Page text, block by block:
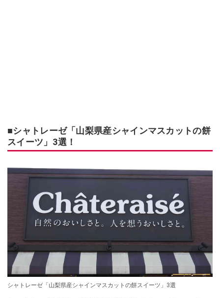
■シャトレーゼ「山梨県産シャインマスカットの餅
スイーツ」3選！
シャトレーゼ「山梨県産シャインマスカットの餅スイーツ」3選